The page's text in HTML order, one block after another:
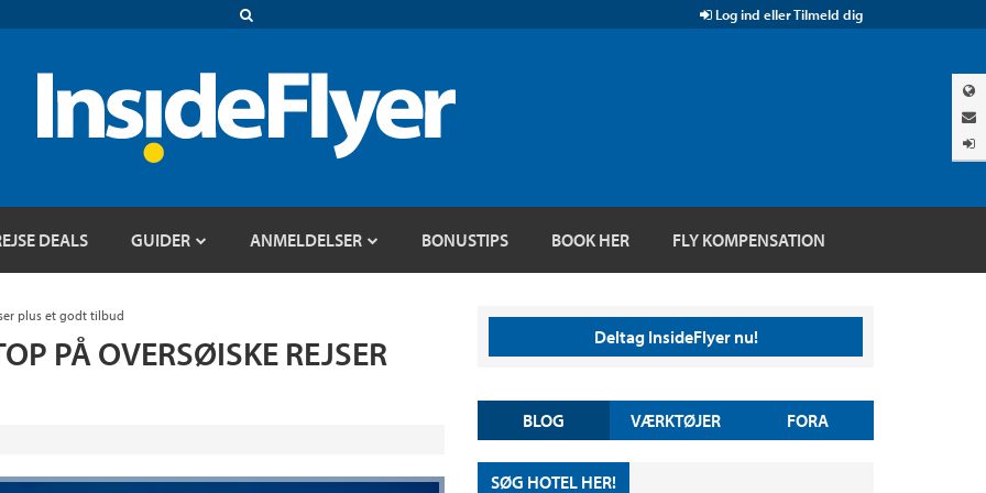
Log ind eller Tilmeld dig
DEALS GUIDER ANMELDELSER BONUSTIPS BOOK HER FLY KOMPENSATION
plus et godt tilbud
PÅ OVERSØISKE REJSER
Deltag InsideFlyer nu!
BLOG VÆRKTØJER FORA
SØG HOTEL HER!